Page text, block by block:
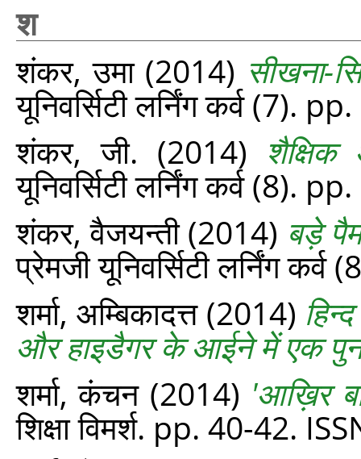
श
शंकर, उमा(2014) सीखना-
यूनिवर्सिटी लर्निंग कर्व (7).
शंकर, जी. (2014)
यूनिवर्सिटी लर्निंग कर्व (8).
शंकर, वैजयन्ती(2014) बड़े
प्रेमजी यूनिवर्सिटी लर्निंग
शर्मा, अम्बिकादत्त(2014)
और हाइडैगर के आईने में एक
शर्मा, कंचन(2014) 'आख़िर
शिक्षा विमर्श. pp. 40-42.